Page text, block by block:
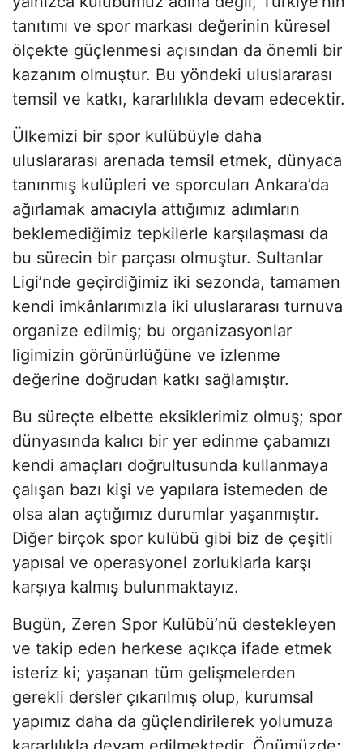
tanıtımı ve spor markası değerinin küresel
ölçekte güçlenmesi açısından da önemli bir
kazanım olmuştur. Bu yöndeki uluslararası
temsil ve katkı, kararlılıkla devam edecektir.
Ülkemizi bir spor kulübüyle daha
uluslararası arenada temsil etmek, dünyaca
tanınmış kulüpleri ve sporcuları Ankara’da
ağırlamak amacıyla attığımız adımların
beklemediğimiz tepkilerle karşılaşması da
bu sürecin bir parçası olmuştur. Sultanlar
Ligi’nde geçirdiğimiz iki sezonda, tamamen
kendi imkânlarımızla iki uluslararası turnuva
organize edilmiş; bu organizasyonlar
ligimizin görünürlüğüne ve izlenme
değerine doğrudan katkı sağlamıştır.
Bu süreçte elbette eksiklerimiz olmuş; spor
dünyasında kalıcı bir yer edinme çabamızı
kendi amaçları doğrultusunda kullanmaya
çalışan bazı kişi ve yapılara istemeden de
olsa alan açtığımız durumlar yaşanmıştır.
Diğer birçok spor kulübü gibi biz de çeşitli
yapısal ve operasyonel zorluklarla karşı
karşıya kalmış bulunmaktayız.
Bugün, Zeren Spor Kulübü’nü destekleyen
ve takip eden herkese açıkça ifade etmek
isteriz ki; yaşanan tüm gelişmelerden
gerekli dersler çıkarılmış olup, kurumsal
yapımız daha da güçlendirilerek yolumuza